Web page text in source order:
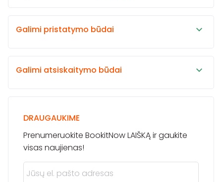
Galimi pristatymo būdai
Galimi atsiskaitymo būdai
DRAUGAUKIME
Prenumeruokite BookitNow LAIŠKĄ ir gaukite
visas naujienas!